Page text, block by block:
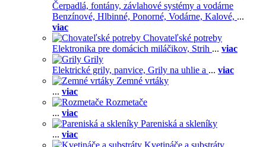
Čerpadlá, fontány, závlahové systémy a vodárne
Benzínové, Hlbinné, Ponorné, Vodárne, Kalové, ...
viac
Chovateľské potreby
Elektronika pre domácich miláčikov, Strih ... viac
Grily
Elektrické grily, panvice, Grily na uhlie a ... viac
Zemné vrtáky
... viac
Rozmetače
... viac
Pareniská a skleníky
... viac
Kvetináče a substráty